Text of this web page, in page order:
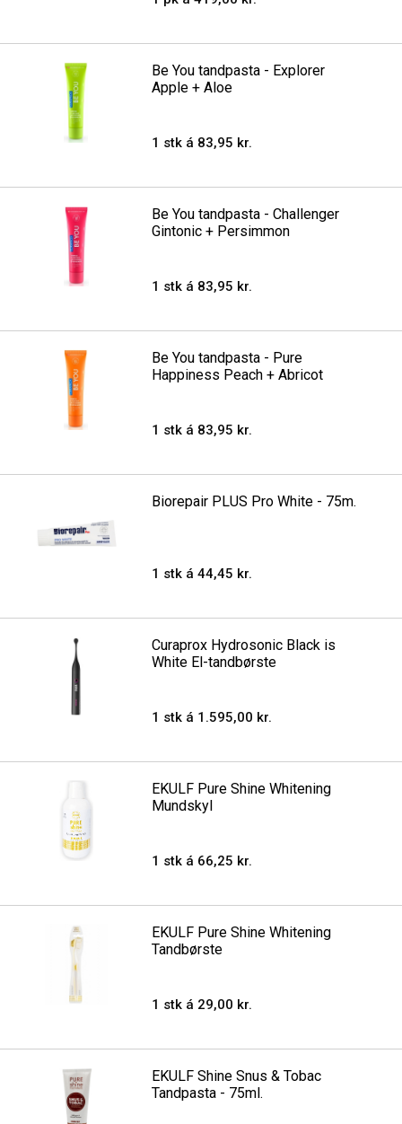
Be You tandpasta - Explorer
Apple + Aloe
1 stk á 83,95 kr.
Be You tandpasta - Challenger
Gintonic + Persimmon
1 stk á 83,95 kr.
Be You tandpasta - Pure
Happiness Peach + Abricot
1 stk á 83,95 kr.
Biorepair PLUS Pro White - 75m.
1 stk á 44,45 kr.
Curaprox Hydrosonic Black is
White El-tandbørste
1 stk á 1.595,00 kr.
EKULF Pure Shine Whitening
Mundskyl
1 stk á 66,25 kr.
EKULF Pure Shine Whitening
Tandbørste
1 stk á 29,00 kr.
EKULF Shine Snus & Tobac
Tandpasta - 75ml.